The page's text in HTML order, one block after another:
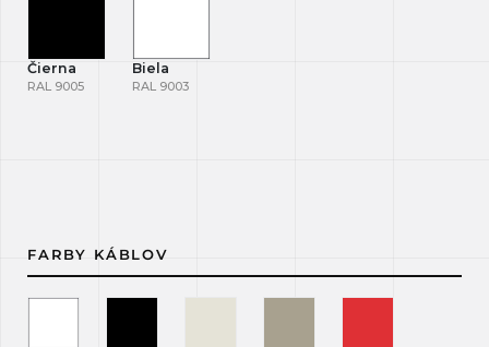
Čierna
RAL 9005
Biela
RAL 9003
FARBY KÁBLOV